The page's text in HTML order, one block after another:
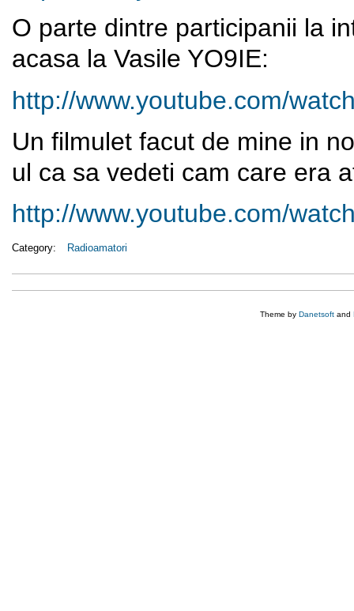
O parte dintre participanii la
acasa la Vasile YO9IE:
http://www.youtube.com/
Un filmulet facut de mine in
ul ca sa vedeti cam care era
http://www.youtube.com/
Category: Radioamatori
Theme by Danetsoft and